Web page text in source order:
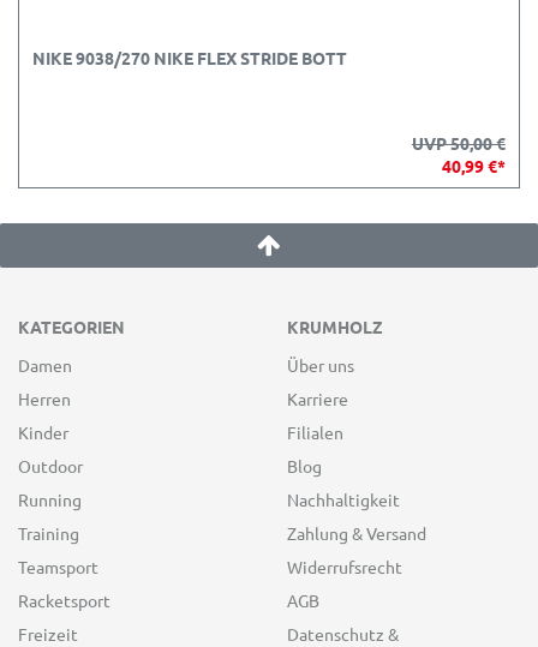
NIKE 9038/270 NIKE FLEX STRIDE BOTT
UVP 50,00 €
40,99 €*
KATEGORIEN
Damen
Herren
Kinder
Outdoor
Running
Training
Teamsport
Racketsport
Freizeit
KRUMHOLZ
Über uns
Karriere
Filialen
Blog
Nachhaltigkeit
Zahlung & Versand
Widerrufsrecht
AGB
Datenschutz &